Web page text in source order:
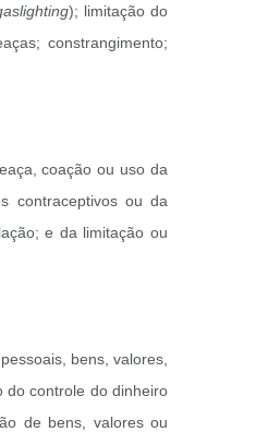
); limitação do
constrangimento;
coação ou uso da
contraceptivos ou da
e da limitação ou
bens, valores,
do controle do dinheiro
de bens, valores ou